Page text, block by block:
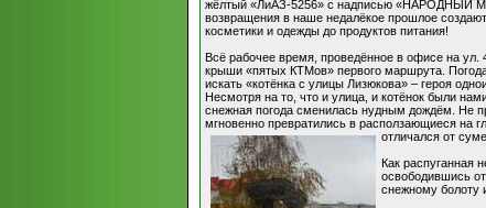
жёлтый «ЛиАЗ-5256» с надписью «НАРОДНЫЙ
возвращения в наше недалёкое прошлое
косметики и одежды до продуктов питания!
Всё рабочее время, проведённое в офисе на ул.
крыши «пятых КТМов» первого маршрута.
искать «котёнка с улицы Лизюкова» – героя
Несмотря на то, что и улица, и котёнок были
снежная погода сменилась нудным дождём. Не
мгновенно превратились в расползающиеся на
отличался от
Как распуганная
освободившись
снежному болоту